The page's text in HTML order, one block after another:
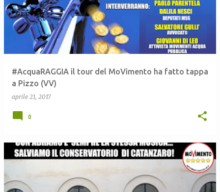
s
#AcquaRAGGIA il tour del MoVimento ha fatto tappa
a Pizzo (VV)
aprile 21, 2017
0